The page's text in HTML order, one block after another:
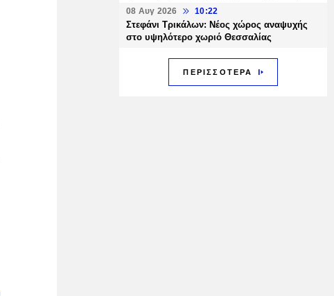
08 Αυγ 2026 10:22
Στεφάνι Τρικάλων: Νέος χώρος αναψυχής
στο υψηλότερο χωριό Θεσσαλίας
ΠΕΡΙΣΣΟΤΕΡΑ